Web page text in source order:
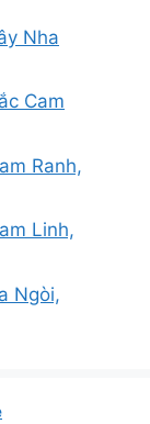
Nha
Cam
Ranh,
Linh,
Ngòi,